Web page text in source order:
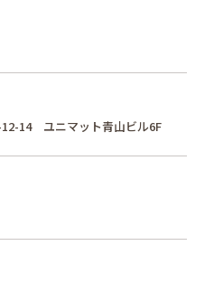
14 ユニマット青山ビル6F